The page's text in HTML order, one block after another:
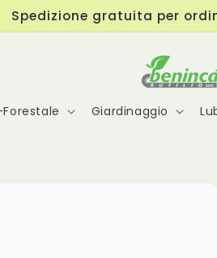
Spedizione gratuita per
Giardinaggio